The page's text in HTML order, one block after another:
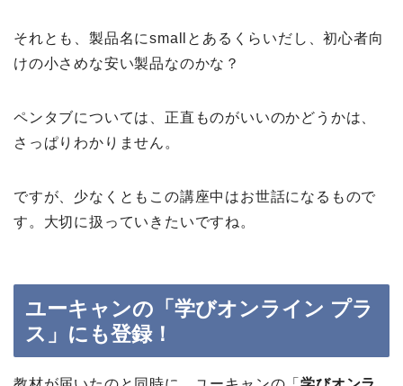
それとも、製品名にsmallとあるくらいだし、初心者向
けの小さめな安い製品なのかな？
ペンタブについては、正直ものがいいのかどうかは、
さっぱりわかりません。
ですが、少なくともこの講座中はお世話になるもので
す。大切に扱っていきたいですね。
ユーキャンの「学びオンライン プラ
ス」にも登録！